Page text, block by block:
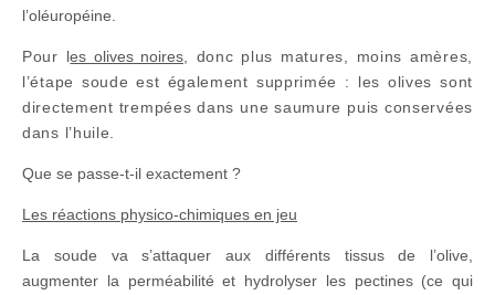
l’oléuropéine.
Pour les olives noires, donc plus matures, moins amères,
l’étape soude est également supprimée : les olives sont
directement trempées dans une saumure puis conservées
dans l’huile.
Que se passe-t-il exactement ?
Les réactions physico-chimiques en jeu
La soude va s’attaquer aux différents tissus de l’olive,
augmenter la perméabilité et hydrolyser les pectines (ce qui